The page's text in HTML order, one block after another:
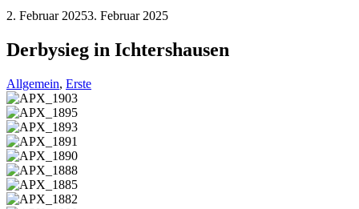
2. Februar 20253. Februar 2025
Derbysieg in Ichtershausen
Allgemein, Erste